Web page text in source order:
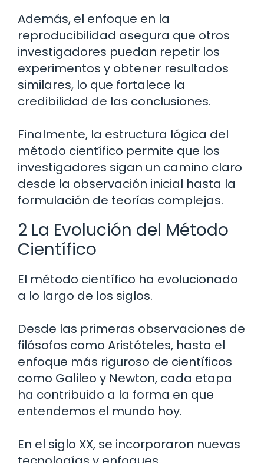
Además, el enfoque en la
reproducibilidad asegura que otros
investigadores puedan repetir los
experimentos y obtener resultados
similares, lo que fortalece la
credibilidad de las conclusiones.
Finalmente, la estructura lógica del
método científico permite que los
investigadores sigan un camino claro
desde la observación inicial hasta la
formulación de teorías complejas.
2 La Evolución del Método
Científico
El método científico ha evolucionado
a lo largo de los siglos.
Desde las primeras observaciones de
filósofos como Aristóteles, hasta el
enfoque más riguroso de científicos
como Galileo y Newton, cada etapa
ha contribuido a la forma en que
entendemos el mundo hoy.
En el siglo XX, se incorporaron nuevas